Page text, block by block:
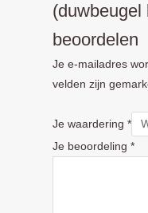
(duwbeugel
beoordelen
Je e-mailadres
velden zijn
Je waardering *
Je beoordeling *